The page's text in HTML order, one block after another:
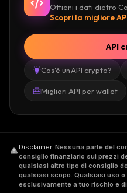
Ottieni i dati dietro
Scopri la migliore
Cos'è un'API crypto?
Migliori API per wallet
API
Disclaimer. Nessuna parte del
consiglio finanziario sui prezzi
qualsiasi altro tipo di consiglio
qualsiasi scopo. Qualsiasi uso
esclusivamente a tuo rischio e